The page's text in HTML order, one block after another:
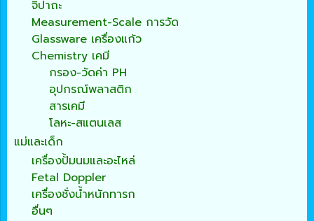
จิปาถะ
Measurement-Scale การวัด
Glassware เครื่องแก้ว
Chemistry เคมี
กรอง-วัดค่า PH
อุปกรณ์พลาสติก
สารเคมี
โลหะ-สแตนเลส
แม่และเด็ก
เครื่องปั้มนมและอะไหล่
Fetal Doppler
เครื่องชั่งน้ำหนักทารก
อื่นๆ